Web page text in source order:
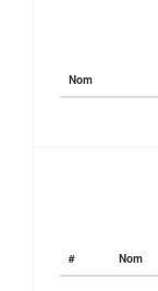
Nom
# Nom